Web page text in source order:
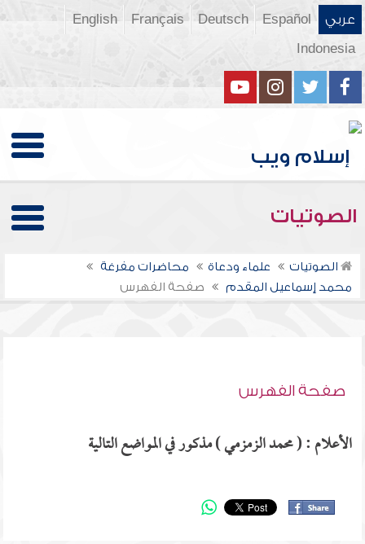
عربي Español
Deutsch
Français
English
Indonesia
الصوتيات
الصوتيات علماء ودعاة
محاضرات مفرغة
محمد إسماعيل المقدم
صفحة الفهرس
صفحة الفهرس
الأعلام : ( محمد الزمزمي ) مذكور في المواضع التالية